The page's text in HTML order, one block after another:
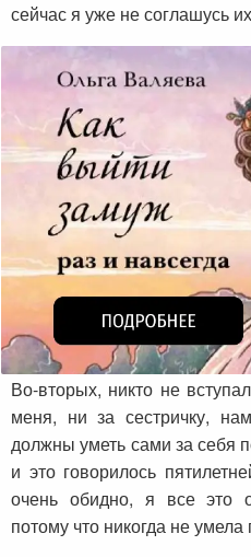
сейчас я уже не соглашусь
Во-вторых, никто не
меня, ни за сестричку,
должны уметь сами за себя
и это говорилось
очень обидно, я все это
потому что никогда не умела